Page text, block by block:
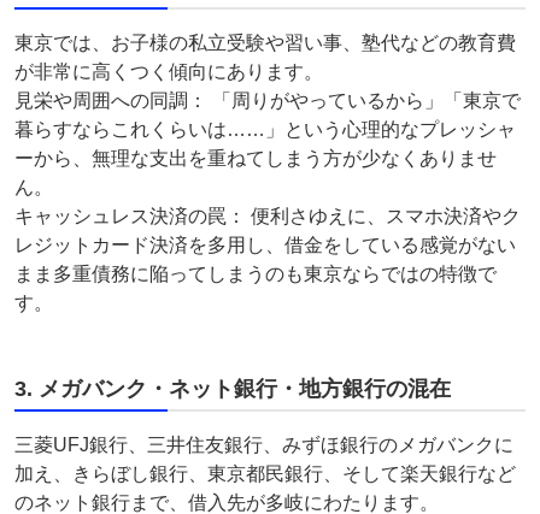
東京では、お子様の私立受験や習い事、塾代などの教育費
が非常に高くつく傾向にあります。
見栄や周囲への同調： 「周りがやっているから」「東京で
暮らすならこれくらいは……」という心理的なプレッシャ
ーから、無理な支出を重ねてしまう方が少なくありませ
ん。
キャッシュレス決済の罠： 便利さゆえに、スマホ決済やク
レジットカード決済を多用し、借金をしている感覚がない
まま多重債務に陥ってしまうのも東京ならではの特徴で
す。
3. メガバンク・ネット銀行・地方銀行の混在
三菱UFJ銀行、三井住友銀行、みずほ銀行のメガバンクに
加え、きらぼし銀行、東京都民銀行、そして楽天銀行など
のネット銀行まで、借入先が多岐にわたります。